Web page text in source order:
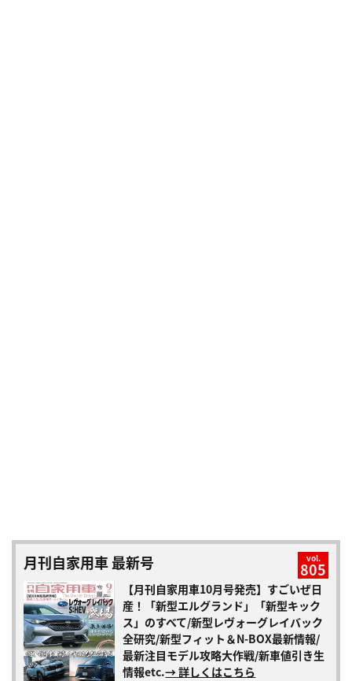
月刊自家用車 最新号 vol.
805
【月刊自家用車10月号発売】すごいぜ日
産！「新型エルグランド」「新型キック
ス」のすべて/新型レヴォーグレイバック
全研究/新型フィット＆N-BOX最新情報/
最新注目モデル攻略大作戦/新車値引き生
情報etc.→ 詳しくはこちら